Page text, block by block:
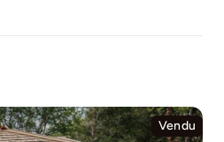
Vendu